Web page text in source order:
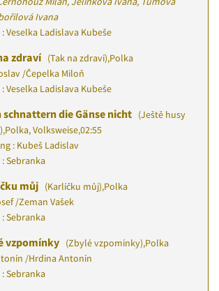
Ivana
Veselka Ladislava Kubeše
zdraví (Tak na zdraví),Polka
/Čepelka Miloň
Veselka Ladislava Kubeše
schnattern die Gänse nicht (Ještě husy
,Polka, Volksweise,02:55
: Kubeš Ladislav
Sebranka
můj (Karlíčku můj),Polka
/Zeman Vašek
Sebranka
vzpomínky (Zbylé vzpomínky),Polka
/Hrdina Antonín
Sebranka